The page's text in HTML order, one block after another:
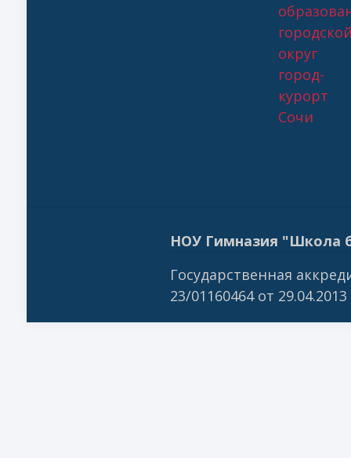
округ
город-
курорт
Сочи
НОУ Гимназия "Школа
Государственная
23/01160464 от 29.04.2013